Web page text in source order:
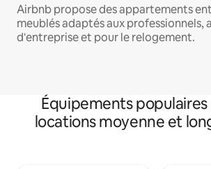
Airbnb propose des appartements
meublés adaptés aux professionnels,
d'entreprise et pour le relogement.
Équipements
locations moyenne et